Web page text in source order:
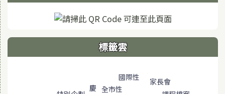
標籤雲
國際性
慶 全市性
家長會